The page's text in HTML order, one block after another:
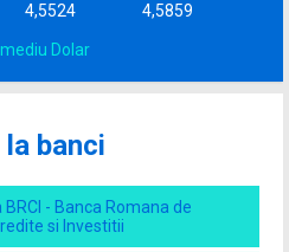
4,5524 4,5859
Dolar
banci
BRCI - Banca Romana de
si Investitii